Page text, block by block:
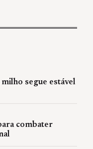
segue estável
combater